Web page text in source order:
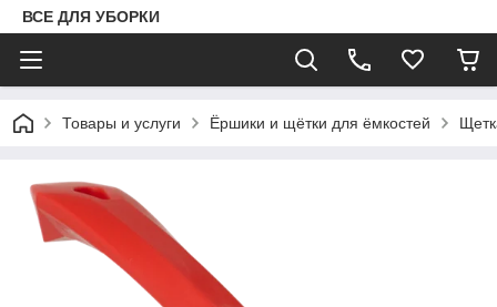
ВСЕ ДЛЯ УБОРКИ
Товары и услуги Ёршики и щётки для ёмкостей